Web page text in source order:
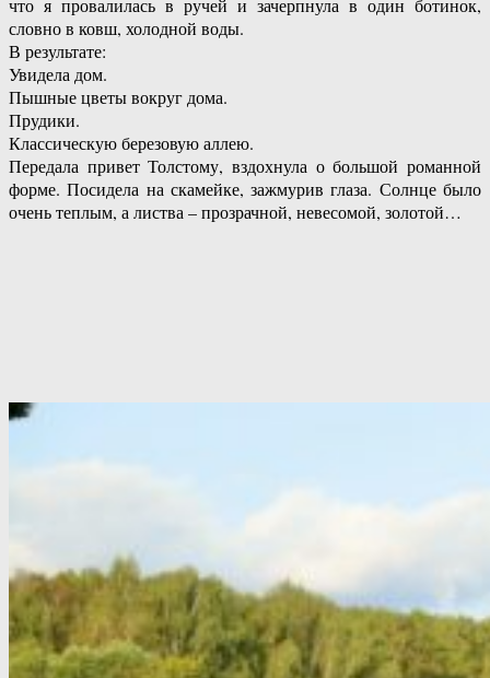
что я провалилась в ручей и зачерпнула в один ботинок,
словно в ковш, холодной воды.
В результате:
Увидела дом.
Пышные цветы вокруг дома.
Прудики.
Классическую березовую аллею.
Передала привет Толстому, вздохнула о большой романной
форме. Посидела на скамейке, зажмурив глаза. Солнце было
очень теплым, а листва – прозрачной, невесомой, золотой…